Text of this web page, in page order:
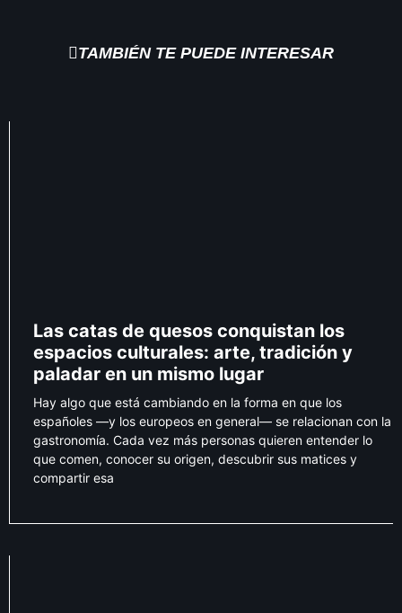
TAMBIÉN TE PUEDE INTERESAR
Las catas de quesos conquistan los
espacios culturales: arte, tradición y
paladar en un mismo lugar
Hay algo que está cambiando en la forma en que los
españoles —y los europeos en general— se relacionan con la
gastronomía. Cada vez más personas quieren entender lo
que comen, conocer su origen, descubrir sus matices y
compartir esa